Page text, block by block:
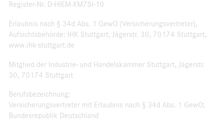
Register-Nr. D-HIEM-XM7SI-10
Erlaubnis nach § 34d Abs. 1 GewO (Versicherungsvertreter),
Aufsichtsbehörde: IHK Stuttgart, Jägerstr. 30, 70174 Stuttgart,
www.ihk-stuttgart.de
Mitglied der Industrie- und Handelskammer Stuttgart, Jägerstr.
30, 70174 Stuttgart
Berufsbezeichnung:
Versicherungsvertreter mit Erlaubnis nach § 34d Abs. 1 GewO;
Bundesrepublik Deutschland